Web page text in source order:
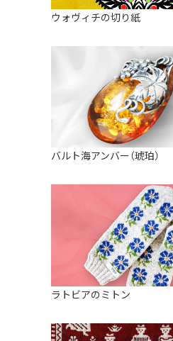
天使さま
カードスタンド
マグネット
すべて見る
ウォヴィチの切り紙
バルト海アンバー（琥珀）
ラトビアのミトン